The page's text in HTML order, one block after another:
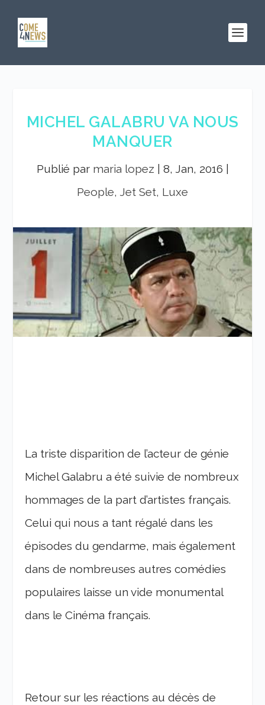
MICHEL GALABRU VA NOUS
MANQUER
Publié par maria lopez 8, Jan, 2016
People, Jet Set, Luxe
La triste disparition de l’acteur de génie
Michel Galabru a été suivie de nombreux
hommages de la part d’artistes français.
Celui qui nous a tant régalé dans les
épisodes du gendarme, mais également
dans de nombreuses autres comédies
populaires laisse un vide monumental
dans le Cinéma français.
Retour sur les réactions au décès de